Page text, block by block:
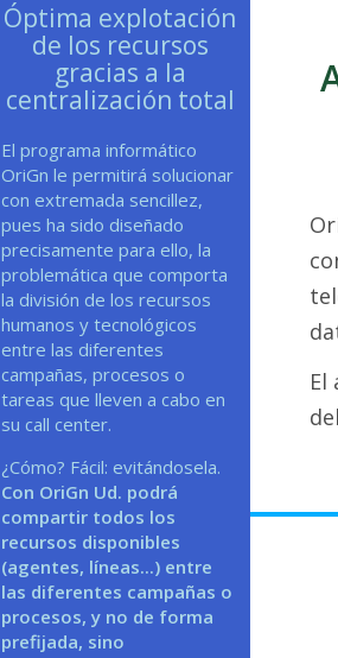
Óptima explotación
de los recursos
gracias a la
centralización total
El programa informático
OriGn le permitirá solucionar
con extremada sencillez,
pues ha sido diseñado
precisamente para ello, la
problemática que comporta
la división de los recursos
humanos y tecnológicos
entre las diferentes
campañas, procesos o
tareas que lleven a cabo en
su call center.
¿Cómo? Fácil: evitándosela.
Con OriGn Ud. podrá
compartir todos los
recursos disponibles
(agentes, líneas...) entre
las diferentes campañas o
procesos, y no de forma
prefijada, sino
El